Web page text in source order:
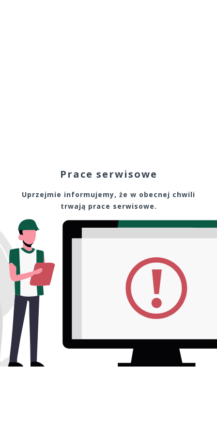
Prace serwisowe
Uprzejmie informujemy, że w obecnej chwili
trwają prace serwisowe.